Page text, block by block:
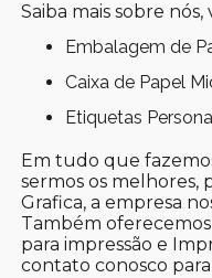
Saiba mais sobre nós,
Embalagem de
Caixa de Papel
Etiquetas
Em tudo que
sermos os melhores,
Grafica, a empresa
Também
para impressão e
contato conosco